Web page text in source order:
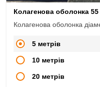
Колагенова оболонка
5 метрів
10 метрів
20 метрів